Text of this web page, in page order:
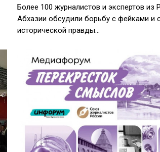
Более 100 журналистов и экспертов из
Абхазии обсудили борьбу с фейками и
исторической правды...